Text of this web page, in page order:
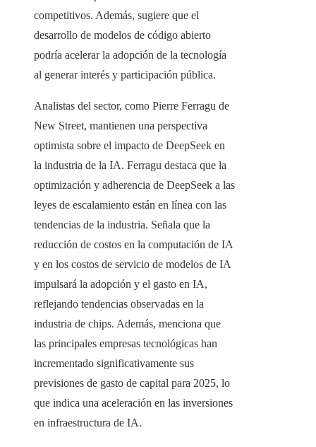
competitivos. Además, sugiere que el
desarrollo de modelos de código abierto
podría acelerar la adopción de la tecnología
al generar interés y participación pública.
Analistas del sector, como Pierre Ferragu de
New Street, mantienen una perspectiva
optimista sobre el impacto de DeepSeek en
la industria de la IA. Ferragu destaca que la
optimización y adherencia de DeepSeek a las
leyes de escalamiento están en línea con las
tendencias de la industria. Señala que la
reducción de costos en la computación de IA
y en los costos de servicio de modelos de IA
impulsará la adopción y el gasto en IA,
reflejando tendencias observadas en la
industria de chips. Además, menciona que
las principales empresas tecnológicas han
incrementado significativamente sus
previsiones de gasto de capital para 2025, lo
que indica una aceleración en las inversiones
en infraestructura de IA.